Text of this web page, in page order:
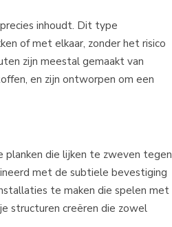
precies inhoudt. Dit type
of met elkaar, zonder het risico
zijn meestal gemaakt van
en zijn ontworpen om een
planken die lijken te zweven tegen
met de subtiele bevestiging
te maken die spelen met
structuren creëren die zowel